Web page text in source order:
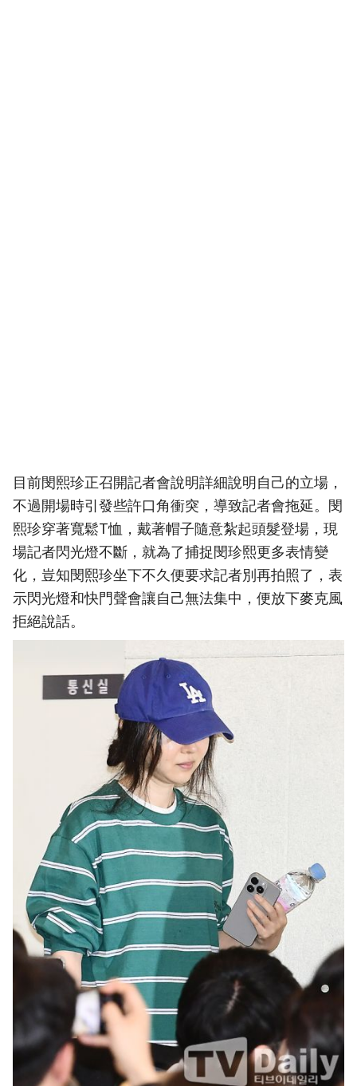
目前閔熙珍正召開記者會說明詳細說明自己的立場，
不過開場時引發些許口角衝突，導致記者會拖延。閔
熙珍穿著寬鬆T恤，戴著帽子隨意紮起頭髮登場，現
場記者閃光燈不斷，就為了捕捉閔珍熙更多表情變
化，豈知閔熙珍坐下不久便要求記者別再拍照了，表
示閃光燈和快門聲會讓自己無法集中，便放下麥克風
拒絕說話。